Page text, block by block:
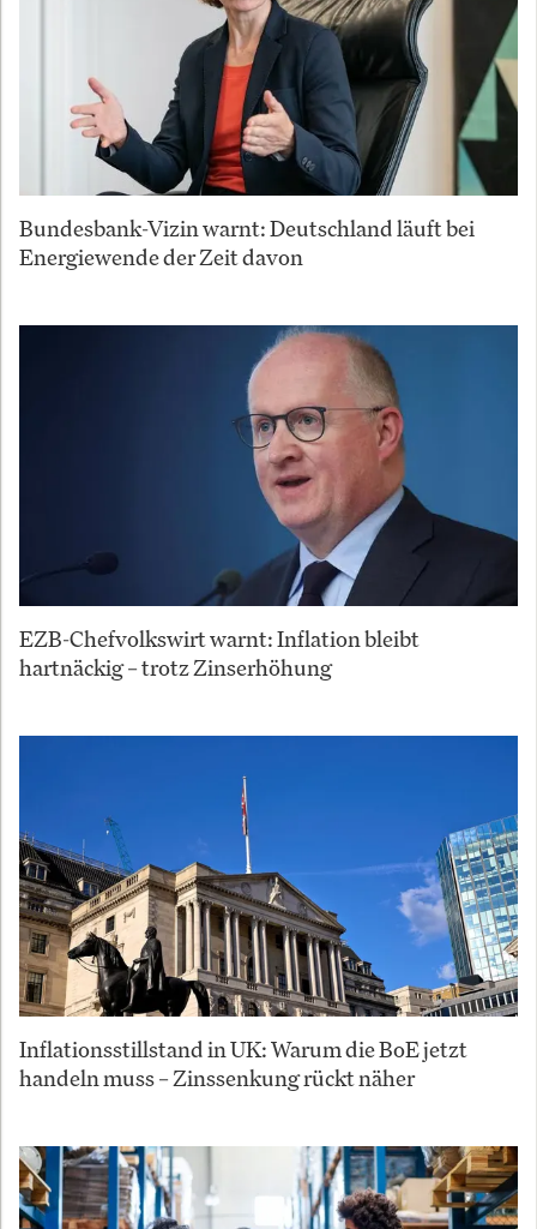
Bundesbank-Vizin warnt: Deutschland läuft bei
Energiewende der Zeit davon
EZB-Chefvolkswirt warnt: Inflation bleibt
hartnäckig – trotz Zinserhöhung
Inflationsstillstand in UK: Warum die BoE jetzt
handeln muss – Zinssenkung rückt näher